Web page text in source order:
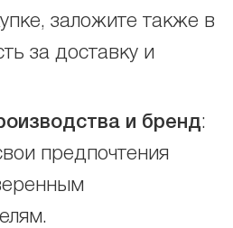
заложите также в
за доставку и
и бренд:
предпочтения